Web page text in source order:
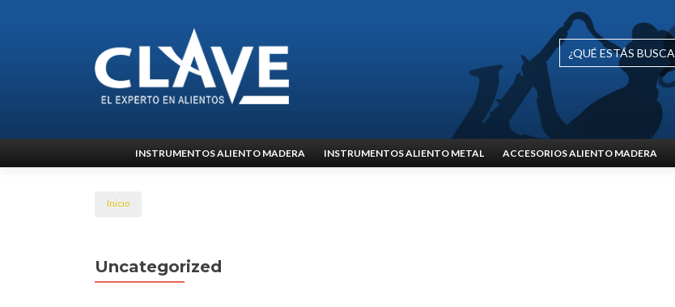
al
INSTRUMENTOS ALIENTO MADERA INSTRUMENTOS ALIENTO METAL ACCESORIOS ALIENTO MADERA
Inicio
Uncategorized